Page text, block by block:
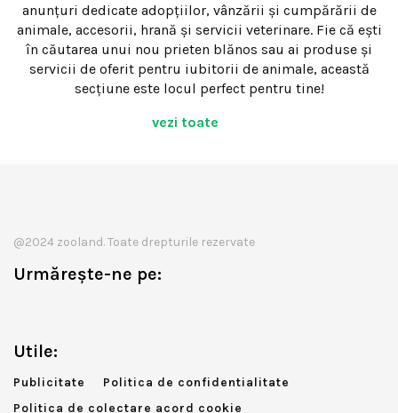
anunțuri dedicate adopțiilor, vânzării și cumpărării de
animale, accesorii, hrană și servicii veterinare. Fie că ești
în căutarea unui nou prieten blănos sau ai produse și
servicii de oferit pentru iubitorii de animale, această
secțiune este locul perfect pentru tine!
vezi toate
@2024 zooland. Toate drepturile rezervate
Urmărește-ne pe:
Utile:
Publicitate
Politica de confidentialitate
Politica de colectare acord cookie